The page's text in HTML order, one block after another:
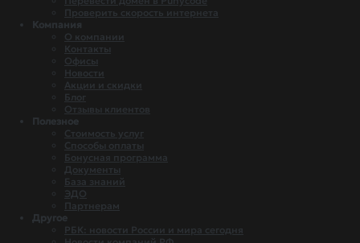
Проверить скорость интернета
Компания
О компании
Контакты
Офисы
Новости
Акции и скидки
Блог
Отзывы клиентов
Полезное
Стоимость услуг
Способы оплаты
Бонусная программа
Документы
База знаний
ЭДО
Партнерам
Другое
РБК: новости России и мира сегодня